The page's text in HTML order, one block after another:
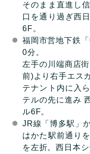
そのまま直進し
口を通り過ぎ西
6F。
福岡市営地下鉄
0分。
左手の川端商店
前)より右手エス
テナント内に入
テルの先に進み
ル6F。
JR線「博多駅」
はかた駅前通り
を左折。西日本